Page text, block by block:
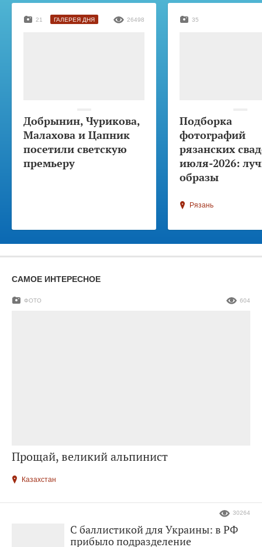
Добрынин, Чурикова,
Малахова и Цапник
посетили светскую
премьеру
21 ГАЛЕРЕЯ ДНЯ 26498
Подборка
фотографий
рязанских
июля-2026:
образы
35
Рязань
САМОЕ ИНТЕРЕСНОЕ
Прощай, великий альпинист
ФОТО 604
Казахстан
С баллистикой для Украины: в РФ
прибыло подразделение
30264